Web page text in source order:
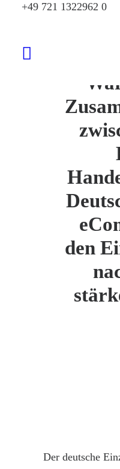
+49 721 1322962 0
den
Der deutsche